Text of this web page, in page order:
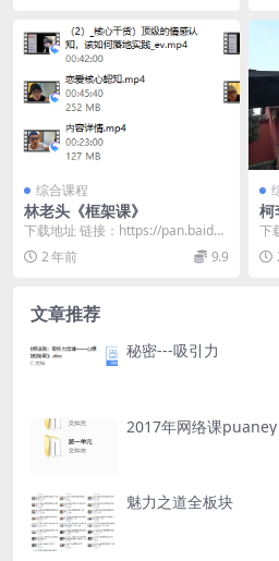
综合课程
林老头《框架课》
下载地址 链接：https://pan.baidu.
com/s/1H3s6uhf...
2 年前 9.9
柯
讲
下
文章推荐
秘密---吸引力
2017年网络课puaney
魅力之道全板块